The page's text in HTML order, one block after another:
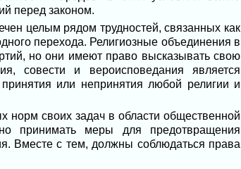
перед законом.
целым рядом трудностей, связанных как
перехода. Религиозные объединения в
но они имеют право высказывать свою
совести и вероисповедания является
или непринятия любой религии и
норм своих задач в области общественной
принимать меры для предотвращения
Вместе с тем, должны соблюдаться права